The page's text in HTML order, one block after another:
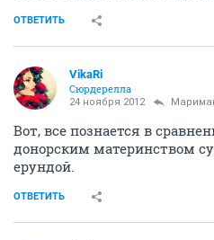
ОТВЕТИТЬ
VikaRi
Сюрдерелла
24 ноября 2012
Вот, все познается в
донорским материнством
ерундой.
ОТВЕТИТЬ